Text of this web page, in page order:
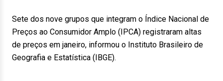
Sete dos nove grupos que integram o Índice Nacional de
Preços ao Consumidor Amplo (IPCA) registraram altas
de preços em janeiro, informou o Instituto Brasileiro de
Geografia e Estatística (IBGE).